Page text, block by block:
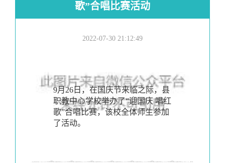
歌”合唱比赛活动
2022-07-30 21:12:49
9月26日，在国庆节来临之际，县
职教中心学校举办了“迎国庆 唱红
歌”合唱比赛，该校全体师生参加
了活动。